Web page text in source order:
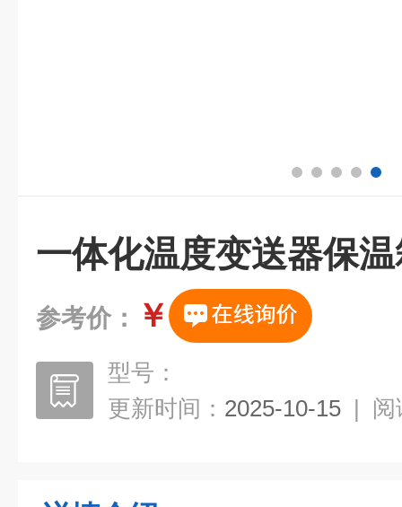
一体化温度变送器保
参考价： ￥
型号：
更新时间： 2025-10-15 | 阅